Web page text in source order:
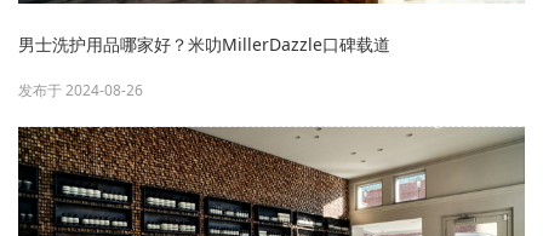
男士洗护用品哪家好？米叻MillerDazzle口碑载道
发布于 2024-08-26